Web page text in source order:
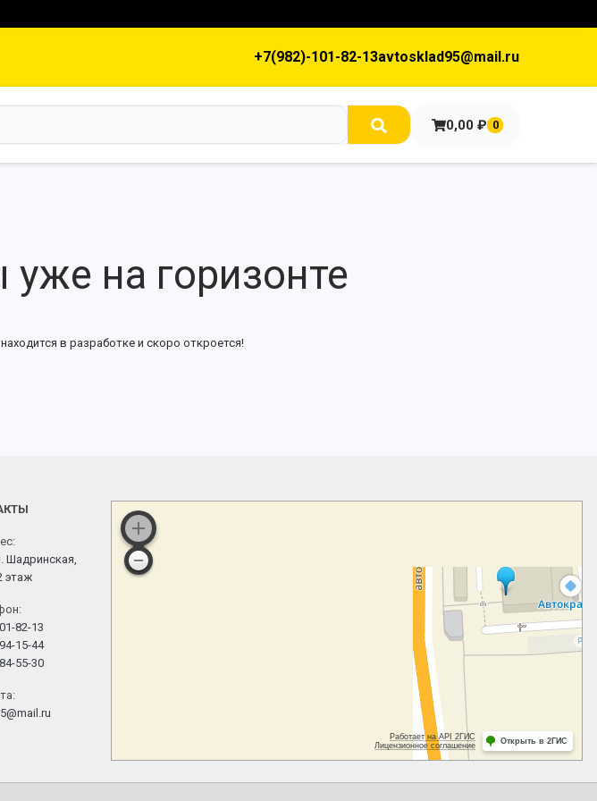
+7(982)-101-82-13avtosklad95@mail.ru
0,00 ₽ 0
на горизонте
в разработке и скоро откроется!
Шадринская,
этаж
82-13
15-44
55-30